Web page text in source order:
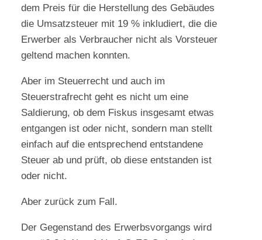
dem Preis für die Herstellung des Gebäudes
die Umsatzsteuer mit 19 % inkludiert, die die
Erwerber als Verbraucher nicht als Vorsteuer
geltend machen konnten.
Aber im Steuerrecht und auch im
Steuerstrafrecht geht es nicht um eine
Saldierung, ob dem Fiskus insgesamt etwas
entgangen ist oder nicht, sondern man stellt
einfach auf die entsprechend entstandene
Steuer ab und prüft, ob diese entstanden ist
oder nicht.
Aber zurück zum Fall.
Der Gegenstand des Erwerbsvorgangs wird